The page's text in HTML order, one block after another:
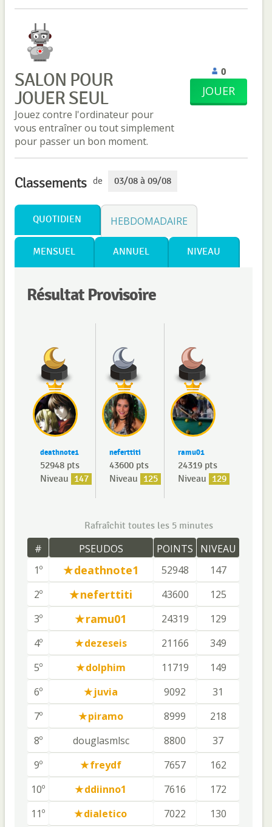
SALON POUR
JOUER SEUL
Jouez contre l'ordinateur pour
vous entraîner ou tout simplement
pour passer un bon moment.
0
JOUER
Classements de 03/08 à 09/08
QUOTIDIEN HEBDOMADAIRE
MENSUEL ANNUEL NIVEAU
Résultat Provisoire
deathnote1
52948 pts
Niveau 147
neferttiti
43600 pts
Niveau 125
ramu01
24319 pts
Niveau 129
Rafraîchit toutes les 5 minutes
# PSEUDOS POINTS
NIVEAU
1º
deathnote1 52948
147
2º
neferttiti 43600
125
3º
ramu01 24319
129
4º
dezeseis 21166
349
5º
dolphim 11719
149
6º
juvia 9092
31
7º
piramo 8999
218
8º
douglasmlsc 8800
37
9º
freydf 7657
162
10º
ddiinno1 7616
172
11º
dialetico 7022 130